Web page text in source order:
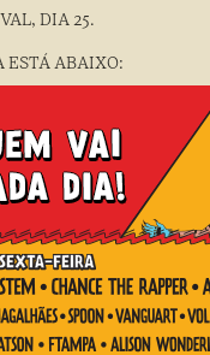
DIA 25.
ESTÁ ABAIXO: